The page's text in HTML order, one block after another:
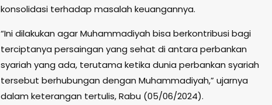
konsolidasi terhadap masalah keuangannya.
“Ini dilakukan agar Muhammadiyah bisa berkontribusi bagi
terciptanya persaingan yang sehat di antara perbankan
syariah yang ada, terutama ketika dunia perbankan syariah
tersebut berhubungan dengan Muhammadiyah,” ujarnya
dalam keterangan tertulis, Rabu (05/06/2024).